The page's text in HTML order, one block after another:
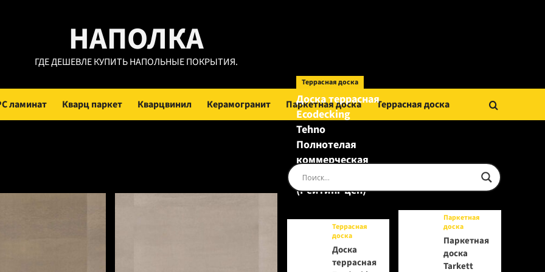
НАПОЛКА
ГДЕ ДЕШЕВЛЕ КУПИТЬ НАПОЛЬНЫЕ ПОКРЫТИЯ.
ламинат Кварц паркет Кварцвинил Керамогранит Паркетная доска Террасная доска
Террасная доска
Доска террасная
Ecodecking
Tehno
Полнотелая
коммерческая
Шоколад
(Рейтинг цен)
Террасная
доска
Доска
террасная
Паркетная
доска
Паркетная
доска
Tarkett